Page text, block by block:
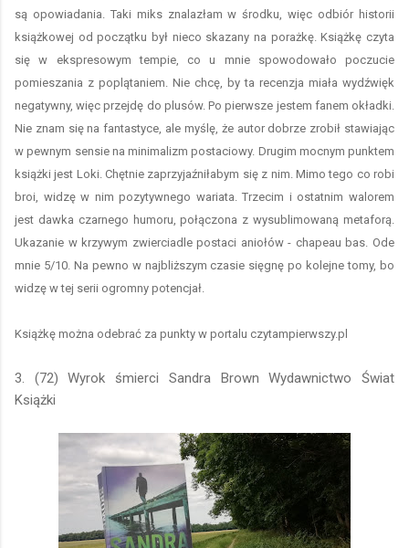
są opowiadania. Taki miks znalazłam w środku, więc odbiór historii
książkowej od początku był nieco skazany na porażkę. Książkę czyta
się w ekspresowym tempie, co u mnie spowodowało poczucie
pomieszania z poplątaniem. Nie chcę, by ta recenzja miała wydźwięk
negatywny, więc przejdę do plusów. Po pierwsze jestem fanem okładki.
Nie znam się na fantastyce, ale myślę, że autor dobrze zrobił stawiając
w pewnym sensie na minimalizm postaciowy. Drugim mocnym punktem
książki jest Loki. Chętnie zaprzyjaźniłabym się z nim. Mimo tego co robi
broi, widzę w nim pozytywnego wariata. Trzecim i ostatnim walorem
jest dawka czarnego humoru, połączona z wysublimowaną metaforą.
Ukazanie w krzywym zwierciadle postaci aniołów - chapeau bas. Ode
mnie 5/10. Na pewno w najbliższym czasie sięgnę po kolejne tomy, bo
widzę w tej serii ogromny potencjał.
Książkę można odebrać za punkty w portalu czytampierwszy.pl
3. (72) Wyrok śmierci Sandra Brown Wydawnictwo Świat
Książki